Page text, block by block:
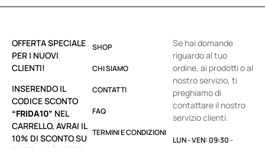
OFFERTA SPECIALE
PER I NUOVI
CLIENTI!
INSERENDO IL
CODICE SCONTO
“FRIDA10” NEL
CARRELLO, AVRAI IL
10% DI SCONTO SU
SHOP
CHI SIAMO
CONTATTI
FAQ
TERMINI E CONDIZIONI
Se hai domande
riguardo al tuo
ordine, ai prodotti o al
nostro servizio, ti
preghiamo di
contattare il nostro
servizio clienti.
LUN - VEN: 09:30 -